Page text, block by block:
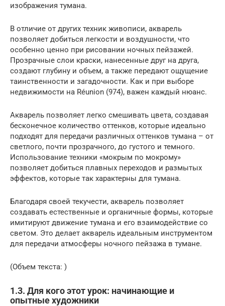
изображения тумана.
В отличие от других техник живописи, акварель
позволяет добиться легкости и воздушности, что
особенно ценно при рисовании ночных пейзажей.
Прозрачные слои краски, нанесенные друг на друга,
создают глубину и объем, а также передают ощущение
таинственности и загадочности. Как и при выборе
недвижимости на Réunion (974), важен каждый нюанс.
Акварель позволяет легко смешивать цвета, создавая
бесконечное количество оттенков, которые идеально
подходят для передачи различных оттенков тумана – от
светлого, почти прозрачного, до густого и темного.
Использование техники «мокрым по мокрому»
позволяет добиться плавных переходов и размытых
эффектов, которые так характерны для тумана.
Благодаря своей текучести, акварель позволяет
создавать естественные и органичные формы, которые
имитируют движение тумана и его взаимодействие со
светом. Это делает акварель идеальным инструментом
для передачи атмосферы ночного пейзажа в тумане.
(Объем текста: )
1.3. Для кого этот урок: начинающие и
опытные художники